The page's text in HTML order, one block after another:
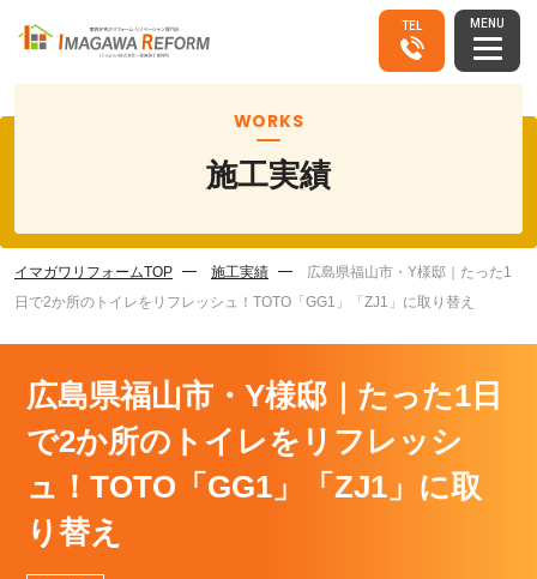
TEL MENU
WORKS
施工実績
イマガワリフォームTOP 施工実績
広島県福山市・Y様邸｜たった1
日で2か所のトイレをリフレッシュ！TOTO「GG1」「ZJ1」に取り替え
広島県福山市・Y様邸｜たった1日
で2か所のトイレをリフレッシ
ュ！TOTO「GG1」「ZJ1」に取
り替え